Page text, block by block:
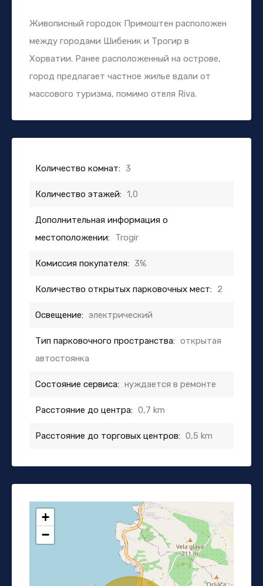
Живописный городок Примоштен расположен
между городами Шибеник и Трогир в
Хорватии. Ранее расположенный на острове,
город предлагает частное жилье вдали от
массового туризма, помимо отеля Riva.
Количество комнат: 3
Количество этажей: 1,0
Дополнительная информация о
местоположении: Trogir
Комиссия покупателя: 3%
Количество открытых парковочных мест: 2
Освещение: электрический
Тип парковочного пространства: открытая
автостоянка
Состояние сервиса: нуждается в ремонте
Расстояние до центра: 0,7 km
Расстояние до торговых центров: 0,5 km
+
−